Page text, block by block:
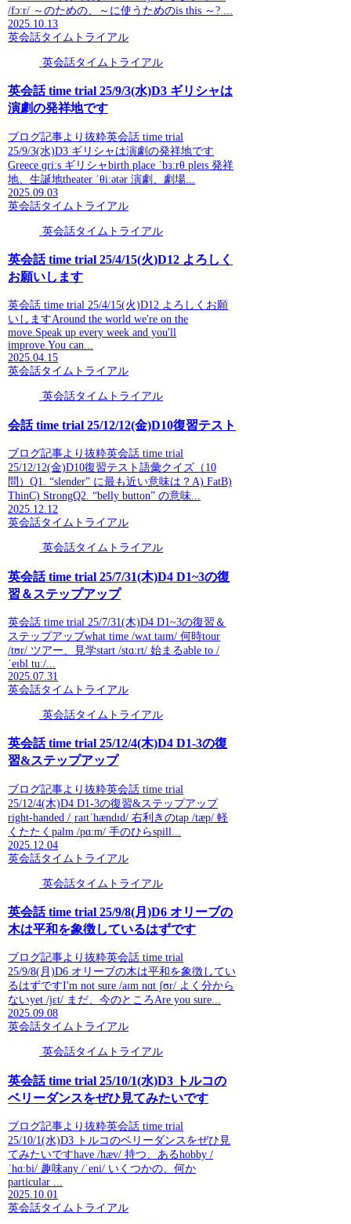
/fɔːr/ ～のための、～に使うためのis this ～? ...
2025.10.13
英会話タイムトライアル
英会話タイムトライアル
英会話 time trial 25/9/3(水)D3 ギリシャは
演劇の発祥地です
ブログ記事より抜粋英会話 time trial
25/9/3(水)D3 ギリシャは演劇の発祥地です
Greece ɡriːs ギリシャbirth place ˈbɜːrθ pleɪs 発祥
地、生誕地theater ˈθiːətər 演劇、劇場...
2025.09.03
英会話タイムトライアル
英会話タイムトライアル
英会話 time trial 25/4/15(火)D12 よろしく
お願いします
英会話 time trial 25/4/15(火)D12 よろしくお願
いしますAround the world we're on the
move.Speak up every week and you'll
improve.You can...
2025.04.15
英会話タイムトライアル
英会話タイムトライアル
会話 time trial 25/12/12(金)D10復習テスト
ブログ記事より抜粋英会話 time trial
25/12/12(金)D10復習テスト語彙クイズ（10
問）Q1. “slender” に最も近い意味は？A) FatB)
ThinC) StrongQ2. “belly button” の意味...
2025.12.12
英会話タイムトライアル
英会話タイムトライアル
英会話 time trial 25/7/31(木)D4 D1~3の復
習＆ステップアップ
英会話 time trial 25/7/31(木)D4 D1~3の復習＆
ステップアップwhat time /wʌt taɪm/ 何時tour
/tʊr/ ツアー、見学start /stɑːrt/ 始まるable to /
ˈeɪbl tuː/...
2025.07.31
英会話タイムトライアル
英会話タイムトライアル
英会話 time trial 25/12/4(木)D4 D1-3の復
習&ステップアップ
ブログ記事より抜粋英会話 time trial
25/12/4(木)D4 D1-3の復習&ステップアップ
right-handed /ˌraɪtˈhændɪd/ 右利きのtap /tæp/ 軽
くたたくpalm /pɑːm/ 手のひらspill...
2025.12.04
英会話タイムトライアル
英会話タイムトライアル
英会話 time trial 25/9/8(月)D6 オリーブの
木は平和を象徴しているはずです
ブログ記事より抜粋英会話 time trial
25/9/8(月)D6 オリーブの木は平和を象徴してい
るはずですI'm not sure /aɪm nɑt ʃʊr/ よく分から
ないyet /jɛt/ まだ、今のところAre you sure...
2025.09.08
英会話タイムトライアル
英会話タイムトライアル
英会話 time trial 25/10/1(水)D3 トルコの
ベリーダンスをぜひ見てみたいです
ブログ記事より抜粋英会話 time trial
25/10/1(水)D3 トルコのベリーダンスをぜひ見
てみたいですhave /hæv/ 持つ、あるhobby /
ˈhɑːbi/ 趣味any /ˈeni/ いくつかの、何か
particular ...
2025.10.01
英会話タイムトライアル